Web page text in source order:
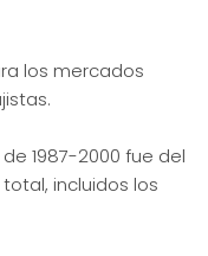
los mercados
1987-2000 fue del
incluidos los